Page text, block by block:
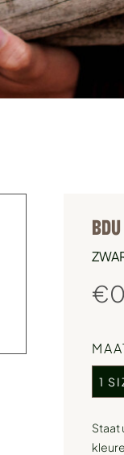
€
1
Staat